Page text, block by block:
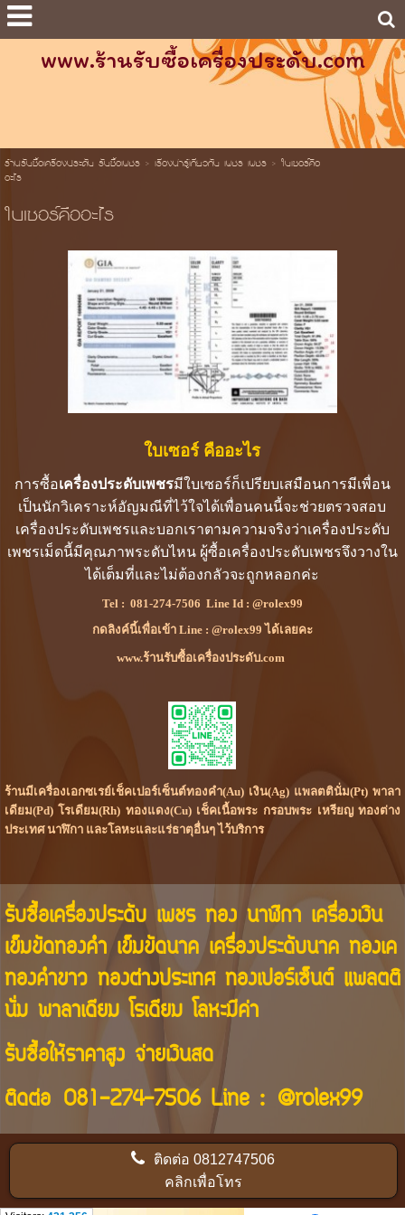
www.ร้านรับซื้อเครื่องประดับ.com
ร้านรับซื้อเครื่องประดับ รับซื้อเพชร> เรื่องน่ารู้เกี่ยวกับ เพชร เพชร> ใบเซอร์คือ
อะไร
ใบเซอร์คืออะไร
ใบเซอร์ คืออะไร
การซื้อเครื่องประดับเพชรมีใบเซอร์ก็เปรียบเสมือนการมีเพื่อน
เป็นนักวิเคราะห์อัญมณีที่ไว้ใจได้เพื่อนคนนี้จะช่วยตรวจสอบ
เครื่องประดับเพชรและบอกเราตามความจริงว่าเครื่องประดับ
เพชรเม็ดนี้มีคุณภาพระดับไหน ผู้ซื้อเครื่องประดับเพชรจึงวางใน
ได้เต็มที่และไม่ต้องกลัวจะถูกหลอกค่ะ
Tel : 081-274-7506 Line Id : @rolex99
กดลิงค์นี้เพื่อเข้า Line : @rolex99 ได้เลยคะ
www.ร้านรับซื้อเครื่องประดับ.com
ร้านมีเครื่องเอกซเรย์เช็คเปอร์เซ็นต์ทองคำ(Au) เงิน(Ag) แพลตตินั่ม(Pt) พาลา
เดียม(Pd) โรเดียม(Rh) ทองแดง(Cu) เช็คเนื้อพระ กรอบพระ เหรียญ ทองต่าง
ประเทศ นาฬิกา และโลหะและแร่ธาตุอื่นๆ ไว้บริการ
รับซื้อเครื่องประดับ เพชร ทอง นาฬิกา เครื่องเงิน
เข็มขัดทองคำ เข็มขัดนาค เครื่องประดับนาค ทองเค
ทองคำขาว ทองต่างประเทศ ทองเปอร์เซ็นต์ แพลตติ
นั่ม พาลาเดียม โรเดียม โลหะมีค่า
รับซื้อให้ราคาสูง จ่ายเงินสด
ติดต่อ 081-274-7506Line : @rolex99
ติดต่อ0812747506
คลิกเพื่อโทร